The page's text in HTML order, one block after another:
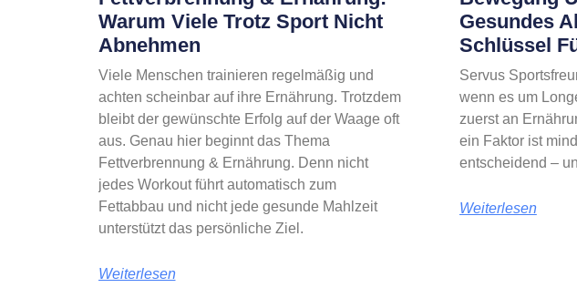
Warum Viele Trotz Sport Nicht
Abnehmen
Viele Menschen trainieren regelmäßig und
achten scheinbar auf ihre Ernährung. Trotzdem
bleibt der gewünschte Erfolg auf der Waage oft
aus. Genau hier beginnt das Thema
Fettverbrennung & Ernährung. Denn nicht
jedes Workout führt automatisch zum
Fettabbau und nicht jede gesunde Mahlzeit
unterstützt das persönliche Ziel.
Weiterlesen
Gesundes
Schlüssel
Servus
wenn es um
zuerst an
ein Faktor ist
entscheidend –
Weiterlesen